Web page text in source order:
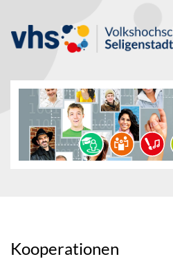
Kooperationen